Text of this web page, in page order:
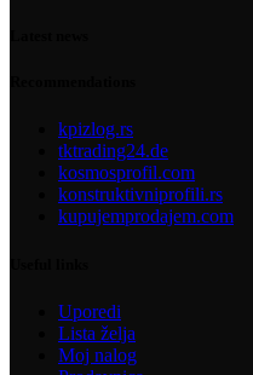
kpizlog.rs
tktrading24.de
kosmosprofil.com
konstruktivniprofili.rs
kupujemprodajem.com
Uporedi
Lista želja
Moj nalog